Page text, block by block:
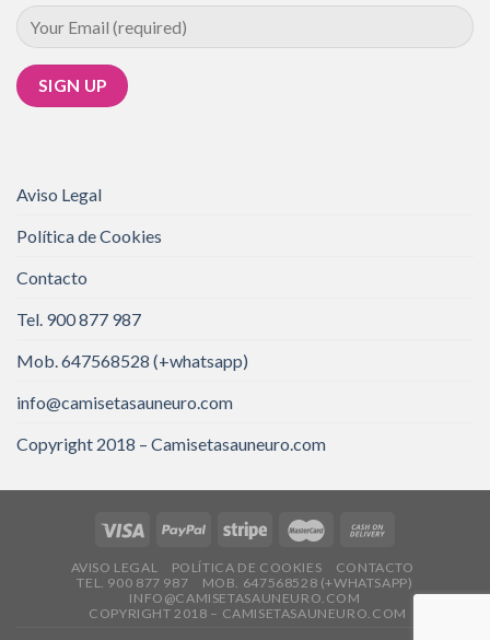
Aviso Legal
Política de Cookies
Contacto
Tel. 900 877 987
Mob. 647568528 (+whatsapp)
info@camisetasauneuro.com
Copyright 2018 – Camisetasauneuro.com
AVISO LEGAL POLÍTICA DE COOKIES
CONTACTO
TEL. 900 877 987
MOB. 647568528 (+WHATSAPP)
INFO@CAMISETASAUNEURO.COM
COPYRIGHT 2018 – CAMISETASAUNEURO.COM